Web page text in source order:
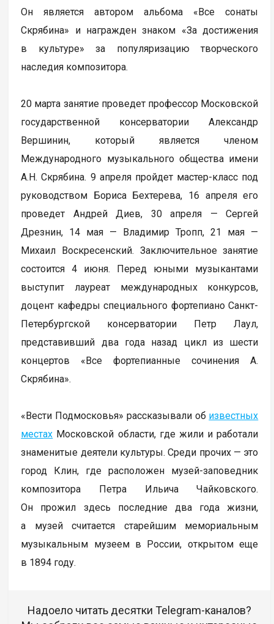
Он является автором альбома «Все сонаты
Скрябина» и награжден знаком «За достижения
в культуре» за популяризацию творческого
наследия композитора.
20 марта занятие проведет профессор Московской
государственной консерватории Александр
Вершинин, который является членом
Международного музыкального общества имени
А.Н. Скрябина. 9 апреля пройдет мастер-класс под
руководством Бориса Бехтерева, 16 апреля его
проведет Андрей Диев, 30 апреля — Сергей
Дрезнин, 14 мая — Владимир Тропп, 21 мая —
Михаил Воскресенский. Заключительное занятие
состоится 4 июня. Перед юными музыкантами
выступит лауреат международных конкурсов,
доцент кафедры специального фортепиано Санкт-
Петербургской консерватории Петр Лаул,
представивший два года назад цикл из шести
концертов «Все фортепианные сочинения А.
Скрябина».
«Вести Подмосковья» рассказывали об известных
местах Московской области, где жили и работали
знаменитые деятели культуры. Среди прочих — это
город Клин, где расположен музей-заповедник
композитора Петра Ильича Чайковского.
Он прожил здесь последние два года жизни,
а музей считается старейшим мемориальным
музыкальным музеем в России, открытом еще
в 1894 году.
Надоело читать десятки Telegram-каналов?